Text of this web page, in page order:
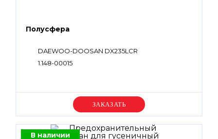
Полусфера
DAEWOO-DOOSAN DX235LCR
1.148-00015
Уточняйте цену
В наличии